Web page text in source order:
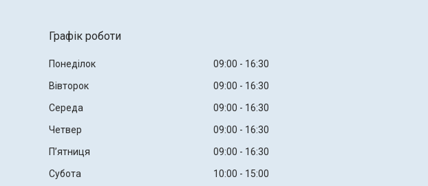
Графік роботи
Понеділок 09:00
16:30
Вівторок
09:00
16:30
Середа
09:00
16:30
Четвер
09:00
16:30
Пʼятниця
09:00
16:30
Субота
10:00
15:00